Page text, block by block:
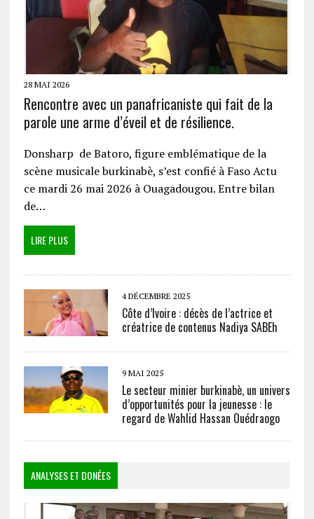
28 MAI 2026
Rencontre avec un panafricaniste qui fait de la
parole une arme d’éveil et de résilience.
Donsharp de Batoro, figure emblématique de la
scène musicale burkinabè, s’est confié à Faso Actu
ce mardi 26 mai 2026 à Ouagadougou. Entre bilan
de…
LIRE PLUS
4 DÉCEMBRE 2025
Côte d’Ivoire : décès de l’actrice et
créatrice de contenus Nadiya SABEh
9 MAI 2025
Le secteur minier burkinabè, un univers
d’opportunités pour la jeunesse : le
regard de Wahlid Hassan Ouédraogo
ANALYSES ET DONÉES